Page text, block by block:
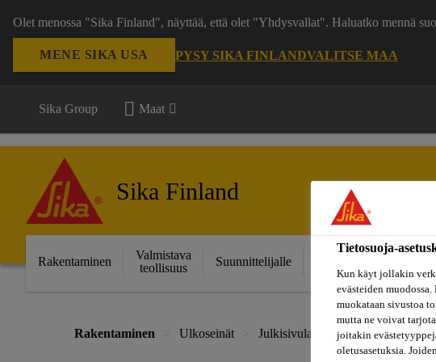
Olet menossa "Sika Finland", näyttää, että olet "Yhdysvallat". Haluatko mennä
MENE SIKA USA PYSY SIKA FINLANDVALITSE MAA
Sika Group Maat
Sika Finland
Rakentaminen
Valmistava
teollisuus
Suunnittelijalle
Ratkaisut
projekteihin
Rakentaminen Ulkoseinät Julkisivulaastit ja -suojaus
Tietosuoja-
Kun käyt jollakin
evästeiden
muokataan sivustoa
mutta ne voivat
joitakin
oletusasetuksia.